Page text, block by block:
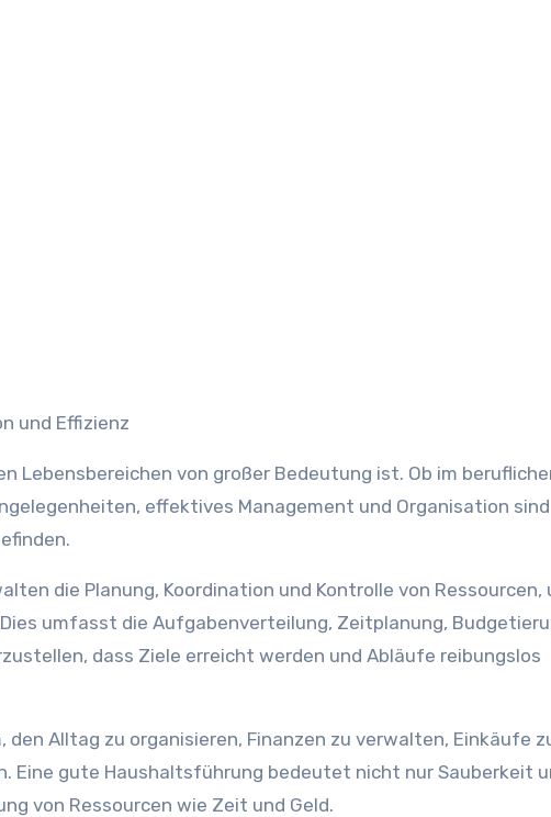
und Effizienz
Lebensbereichen von großer Bedeutung ist. Ob im
effektives Management und Organisation sind
die Planung, Koordination und Kontrolle von Ressourcen,
umfasst die Aufgabenverteilung, Zeitplanung,
dass Ziele erreicht werden und Abläufe reibungslos
Alltag zu organisieren, Finanzen zu verwalten, Einkäufe
Eine gute Haushaltsführung bedeutet nicht nur Sauberkeit
von Ressourcen wie Zeit und Geld.